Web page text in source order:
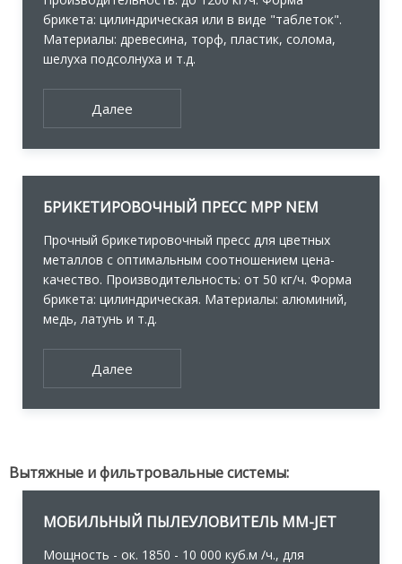
брикета: цилиндрическая или в виде "таблеток".
Материалы: древесина, торф, пластик, солома,
шелуха подсолнуха и т.д.
Далее
БРИКЕТИРОВОЧНЫЙ ПРЕСС MPP NEM
Прочный брикетировочный пресс для цветных
металлов с оптимальным соотношением цена-
качество. Производительность: от 50 кг/ч. Форма
брикета: цилиндрическая. Материалы: алюминий,
медь, латунь и т.д.
Далее
Вытяжные и фильтровальные системы:
МОБИЛЬНЫЙ ПЫЛЕУЛОВИТЕЛЬ MM-JET
Мощность - ок. 1850 - 10 000 куб.м /ч., для